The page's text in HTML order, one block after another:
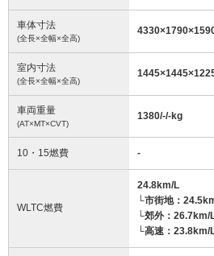
車体寸法
(全長×全幅×全高)
4330×1790×
室内寸法
(全長×全幅×全高)
1445×1445×
車両重量
(AT×MT×CVT)
1380/-/-kg
10・15燃費 -
WLTC燃費
24.8km/L
└市街地：
└郊外：26.7km/
└高速：23.8km/